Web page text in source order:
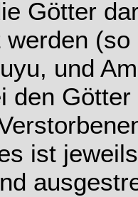
Götter
werden
und
den
ist